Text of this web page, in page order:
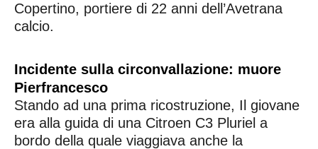
Copertino, portiere di 22 anni dell’Avetrana
calcio.
Incidente sulla circonvallazione: muore
Pierfrancesco
Stando ad una prima ricostruzione, Il giovane
era alla guida di una Citroen C3 Pluriel a
bordo della quale viaggiava anche la